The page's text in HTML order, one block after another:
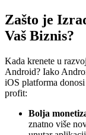
Zašto je
Vaš Biznis?
Kada krenete u
Android? Iako
iOS platforma
profit:
Bolja
znatno više